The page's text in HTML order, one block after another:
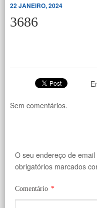
22 JANEIRO, 2024
3686
Sem comentários.
O seu endereço de
obrigatórios marcados
Comentário *